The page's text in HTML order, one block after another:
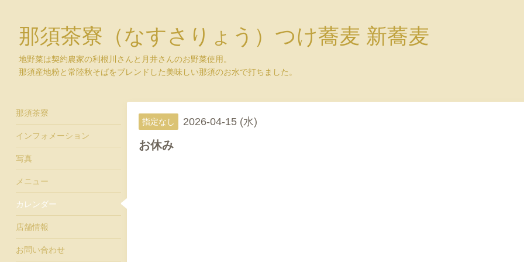
那須茶寮（なすさりょう）つけ蕎麦 新蕎麦
地野菜は契約農家の利根川さんと月井さんのお野菜使用。
那須産地粉と常陸秋そばをブレンドした美味しい那須のお水で打ちました。
指定なし 2026-04-15 (水)
お休み
那須茶寮
インフォメーション
写真
メニュー
カレンダー
店舗情報
お問い合わせ